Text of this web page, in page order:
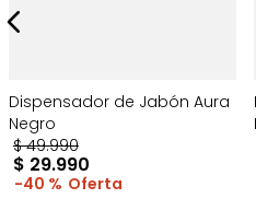
Dispensador de Jabón Aura
Negro
$ 49.990
$ 29.990
40 %